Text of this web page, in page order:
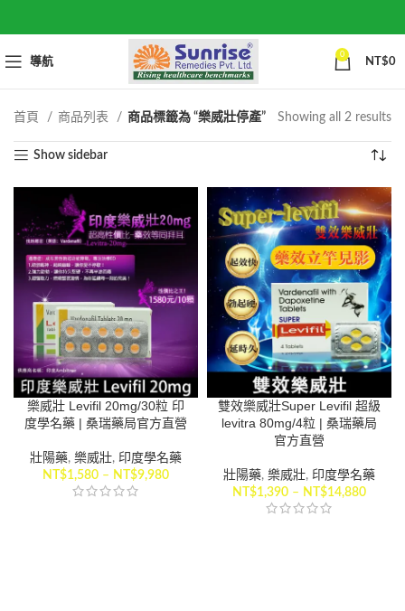
導航
0
NT$0
首頁 商品列表 商品標籤為 “樂威壯停產” Showing all 2 results
Show sidebar
樂威壯 Levifil 20mg/30粒 印
度學名藥 | 桑瑞藥局官方直營
壯陽藥, 樂威壯, 印度學名藥
NT$1,580 – NT$9,980
雙效樂威壯Super Levifil 超級
levitra 80mg/4粒 | 桑瑞藥局
官方直營
壯陽藥, 樂威壯, 印度學名藥
NT$1,390 – NT$14,880